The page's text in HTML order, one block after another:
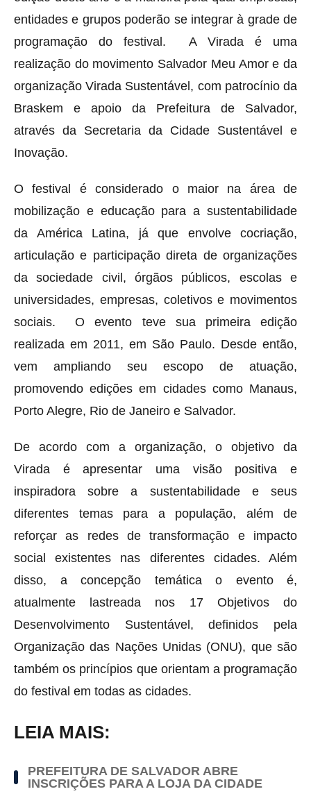
entidades e grupos poderão se integrar à grade de
programação do festival. A Virada é uma
realização do movimento Salvador Meu Amor e da
organização Virada Sustentável, com patrocínio da
Braskem e apoio da Prefeitura de Salvador,
através da Secretaria da Cidade Sustentável e
Inovação.
O festival é considerado o maior na área de
mobilização e educação para a sustentabilidade
da América Latina, já que envolve cocriação,
articulação e participação direta de organizações
da sociedade civil, órgãos públicos, escolas e
universidades, empresas, coletivos e movimentos
sociais. O evento teve sua primeira edição
realizada em 2011, em São Paulo. Desde então,
vem ampliando seu escopo de atuação,
promovendo edições em cidades como Manaus,
Porto Alegre, Rio de Janeiro e Salvador.
De acordo com a organização, o objetivo da
Virada é apresentar uma visão positiva e
inspiradora sobre a sustentabilidade e seus
diferentes temas para a população, além de
reforçar as redes de transformação e impacto
social existentes nas diferentes cidades. Além
disso, a concepção temática o evento é,
atualmente lastreada nos 17 Objetivos do
Desenvolvimento Sustentável, definidos pela
Organização das Nações Unidas (ONU), que são
também os princípios que orientam a programação
do festival em todas as cidades.
LEIA MAIS:
PREFEITURA DE SALVADOR ABRE
INSCRIÇÕES PARA A LOJA DA CIDADE